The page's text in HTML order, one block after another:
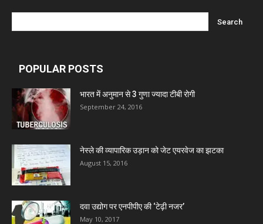
Wamika Pharmaceuticals Pvt. Ltd.
Leeford Healthcare Ltd
Admac Group Companies
Deep Shree Pharmaceuticals
Zumentes Healthcare
Digital Vision
POPULAR POSTS
भारत में अनुमान से 3 गुणा ज्यादा टीबी रोगी
September 24, 2016
नेस्ले की व्यापारिक उड़ान को जेट एयरवेज का झटका
August 15, 2016
दवा उद्योग पर एनपीपीए की ‘टेढ़ी नजर’
May 10, 2017